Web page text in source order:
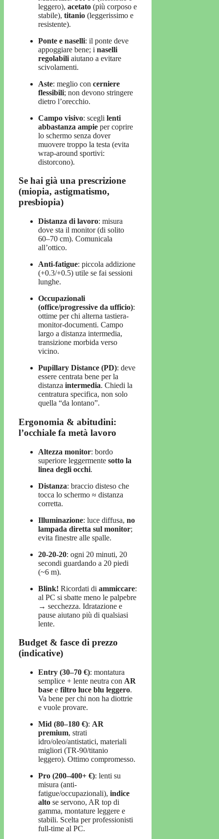
leggero), acetato (più corposo e
stabile), titanio (leggerissimo e
resistente).
Ponte e naselli: il ponte deve
appoggiare bene; i naselli
regolabili aiutano a evitare
scivolamenti.
Aste: meglio con cerniere
flessibili; non devono stringere
dietro l’orecchio.
Campo visivo: scegli lenti
abbastanza ampie per coprire
lo schermo senza dover
muovere troppo la testa (evita
wrap-around sportivi:
distorcono).
Se hai già una prescrizione
(miopia, astigmatismo,
presbiopia)
Distanza di lavoro: misura
dove sta il monitor (di solito
60–70 cm). Comunicala
all’ottico.
Anti-fatigue: piccola addizione
(+0.3/+0.5) utile se fai sessioni
lunghe.
Occupazionali
(office/progressive da ufficio):
ottime per chi alterna tastiera-
monitor-documenti. Campo
largo a distanza intermedia,
transizione morbida verso
vicino.
Pupillary Distance (PD): deve
essere centrata bene per la
distanza intermedia. Chiedi la
centratura specifica, non solo
quella “da lontano”.
Ergonomia & abitudini:
l’occhiale fa metà lavoro
Altezza monitor: bordo
superiore leggermente sotto la
linea degli occhi.
Distanza: braccio disteso che
tocca lo schermo ≈ distanza
corretta.
Illuminazione: luce diffusa, no
lampada diretta sul monitor;
evita finestre alle spalle.
20-20-20: ogni 20 minuti, 20
secondi guardando a 20 piedi
(~6 m).
Blink! Ricordati di ammiccare:
al PC si sbatte meno le palpebre
→ secchezza. Idratazione e
pause aiutano più di qualsiasi
lente.
Budget & fasce di prezzo
(indicative)
Entry (30–70 €): montatura
semplice + lente neutra con AR
base e filtro luce blu leggero.
Va bene per chi non ha diottrie
e vuole provare.
Mid (80–180 €): AR
premium, strati
idro/oleo/antistatici, materiali
migliori (TR-90/titanio
leggero). Ottimo compromesso.
Pro (200–400+ €): lenti su
misura (anti-
fatigue/occupazionali), indice
alto se servono, AR top di
gamma, montature leggere e
stabili. Scelta per professionisti
full-time al PC.